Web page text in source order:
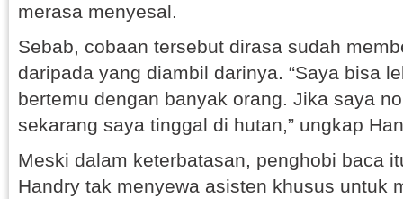
merasa menyesal.
Sebab, cobaan tersebut dirasa sudah
daripada yang diambil darinya. “Saya bisa
bertemu dengan banyak orang. Jika saya
sekarang saya tinggal di hutan,” ungkap
Meski dalam keterbatasan, penghobi baca
Handry tak menyewa asisten khusus untuk